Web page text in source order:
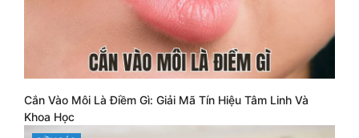
Cắn Vào Môi Là Điềm Gì: Giải Mã Tín Hiệu Tâm Linh Và
Khoa Học